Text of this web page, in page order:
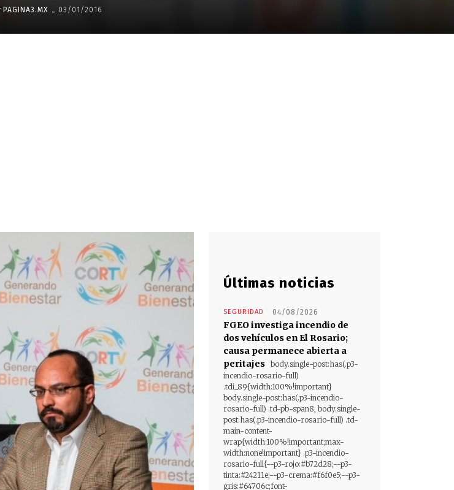
PAGINA3.MX - 03/01/2016
Últimas noticias
SEGURIDAD 04/08/2026
FGEO investiga incendio de
dos vehículos en El Rosario;
causa permanece abierta a
peritajes body.single-post:has(.p3-
incendio-rosario-full)
.tdi_89{width:100%!important}
body.single-post:has(.p3-incendio-
rosario-full) .td-pb-span8, body.single-
post:has(.p3-incendio-rosario-full) .td-
main-content-
wrap{width:100%!important;max-
width:none!important} .p3-incendio-
rosario-full{--p3-rojo:#b72d28;--p3-
tinta:#24211e;--p3-crema:#f6f0e5;--p3-
gris:#64706c;font-